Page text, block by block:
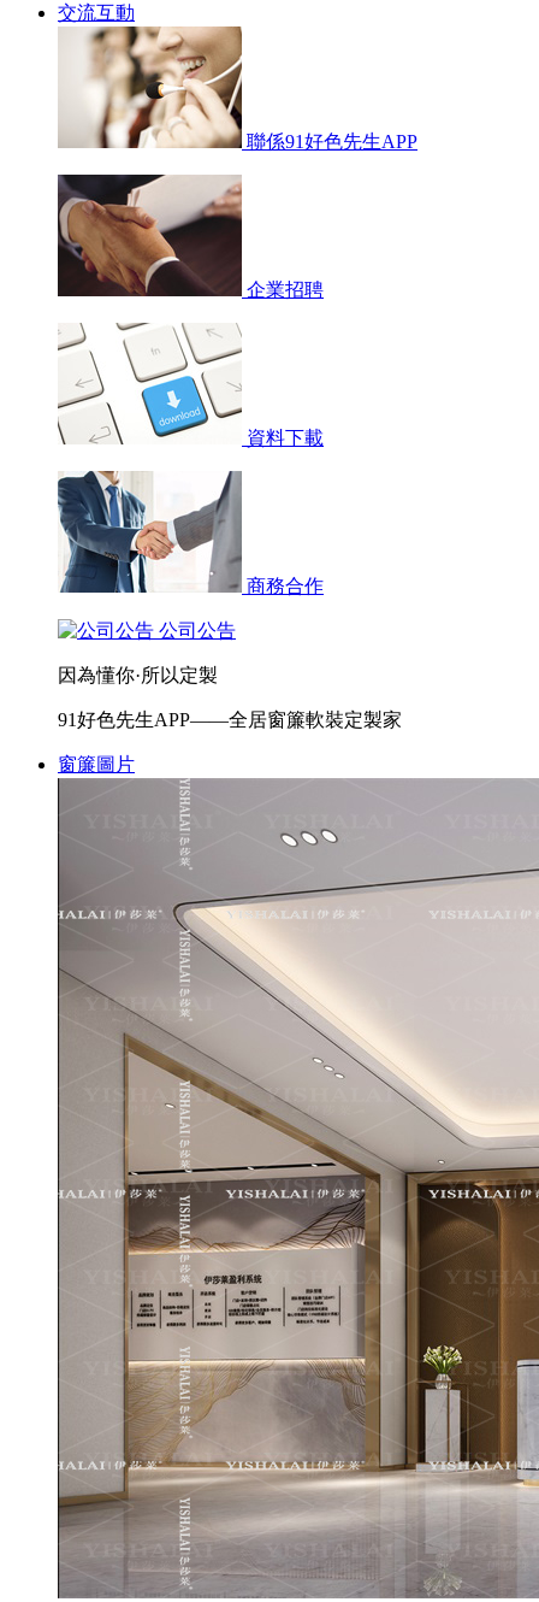
交流互動
聯係91好色先生APP
企業招聘
資料下載
商務合作
公司公告
因為懂你·所以定製
91好色先生APP——全居窗簾軟裝定製家
窗簾圖片